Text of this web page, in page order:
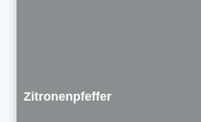
Zitronenpfeffer